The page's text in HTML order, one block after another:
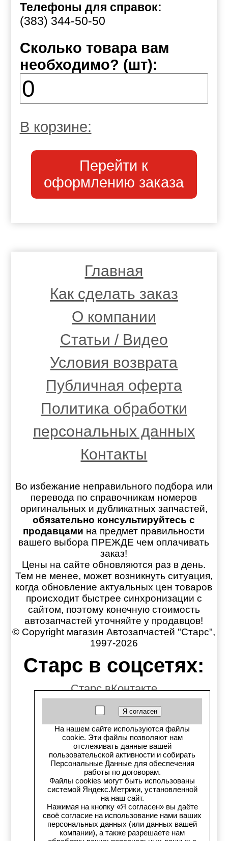
Телефоны для справок:
(383) 344-50-50
Сколько товара вам
необходимо? (шт):
В корзине:
Перейти к
оформлению заказа
Главная
Как сделать заказ
О компании
Статьи / Видео
Условия возврата
Публичная оферта
Политика обработки
персональных данных
Контакты
Во избежание неправильного подбора или
перевода по справочникам номеров
оригинальных и дубликатных запчастей,
обязательно консультируйтесь с
продавцами на предмет правильности
вашего выбора ПРЕЖДЕ чем оплачивать
заказ!
Цены на сайте обновляются раз в день.
Тем не менее, может возникнуть ситуация,
когда обновление актуальных цен товаров
происходит быстрее синхронизации с
сайтом, поэтому конечную стоимость
автозапчастей уточняйте у продавцов!
© Copyright магазин Автозапчастей "Старс",
1997-2026
Старс в соцсетях:
Старс вКонтакте
Старс в YouTube
Телеграм-канал
Старс на Drom.ru
Старс в auto.ru
Старс в картах Яндекс
Старс в картах 2ГИС
На нашем сайте используются файлы
cookie. Эти файлы позволяют нам
отслеживать данные вашей
пользовательской активности и собирать
Персональные Данные для обеспечения
работы по договорам.
Файлы cookies могут быть использованы
системой Яндекс.Метрики, установленной
на наш сайт.
Нажимая на кнопку «Я согласен» вы даёте
своё согласие на использование нами ваших
персональных данных (или данных вашей
компании), а также разрешаете нам